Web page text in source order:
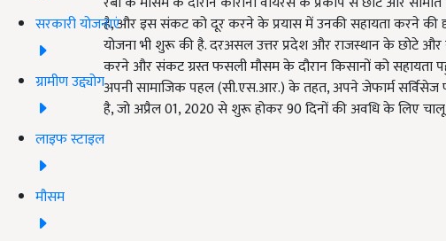
सरकारी योजनाएं
ग्रामीण उद्द्योग
लाइफ स्टाइल
मौसम
है, और इस संकट को दूर करने के प्रयास में उनकी सहायता करने की
योजना भी शुरू की है. दरअसल उत्तर प्रदेश और राजस्थान के छोटे
करने और संकट ग्रस्त फसली मौसम के दौरान किसानों को सहायता
अपनी सामाजिक पहल (सी.एस.आर.) के तहत, अपने जेफार्म सर्विसेज
है, जो अप्रैल 01, 2020 से शुरू होकर 90 दिनों की अवधि के लिए चालू